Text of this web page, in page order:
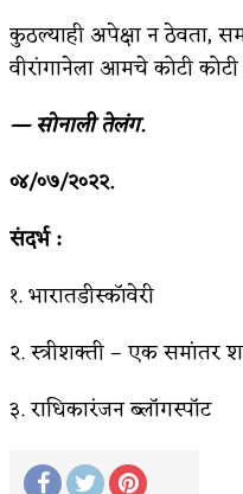
कुठल्याही अपेक्षा न ठेवता,
वीरांगानेला आमचे कोटी कोटी
— सोनाली तेलंग.
०४/०७/२०२२.
संदर्भ :
१. भारातडीस्कॉवेरी
२. स्त्रीशक्ती – एक समांतर
३. राधिकारंजन ब्लॉगस्पॉट